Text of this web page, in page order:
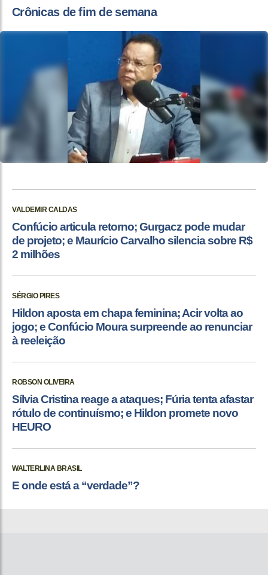
Crônicas de fim de semana
VALDEMIR CALDAS
Confúcio articula retorno; Gurgacz pode mudar
de projeto; e Maurício Carvalho silencia sobre R$
2 milhões
SÉRGIO PIRES
Hildon aposta em chapa feminina; Acir volta ao
jogo; e Confúcio Moura surpreende ao renunciar
à reeleição
ROBSON OLIVEIRA
Sílvia Cristina reage a ataques; Fúria tenta afastar
rótulo de continuísmo; e Hildon promete novo
HEURO
WALTERLINA BRASIL
E onde está a “verdade”?